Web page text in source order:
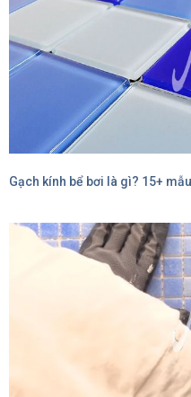
Gạch kính bể bơi là gì? 15+